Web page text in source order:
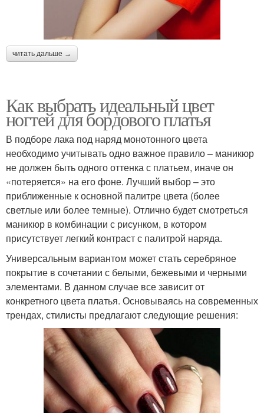
читать дальше →
Как выбрать идеальный цвет
ногтей для бордового платья
В подборе лака под наряд монотонного цвета
необходимо учитывать одно важное правило – маникюр
не должен быть одного оттенка с платьем, иначе он
«потеряется» на его фоне. Лучший выбор – это
приближенные к основной палитре цвета (более
светлые или более темные). Отлично будет смотреться
маникюр в комбинации с рисунком, в котором
присутствует легкий контраст с палитрой наряда.
Универсальным вариантом может стать серебряное
покрытие в сочетании с белыми, бежевыми и черными
элементами. В данном случае все зависит от
конкретного цвета платья. Основываясь на современных
трендах, стилисты предлагают следующие решения: